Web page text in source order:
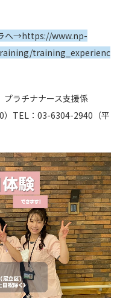
＝＝＝＝＝＝
へ→https://www.np-
training_experienc
ラチナナース支援係
TEL：03-6304-2940（平